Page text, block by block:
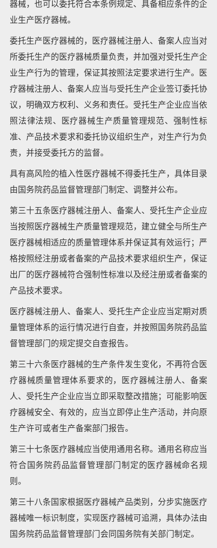
器械，也可以委托符合本条例规定、具备相应条件的企
业生产医疗器械。
委托生产医疗器械的，医疗器械注册人、备案人应当对
所委托生产的医疗器械质量负责，并加强对受托生产企
业生产行为的管理，保证其按照法定要求进行生产。医
疗器械注册人、备案人应当与受托生产企业签订委托协
议，明确双方权利、义务和责任。受托生产企业应当依
照法律法规、医疗器械生产质量管理规范、强制性标
准、产品技术要求和委托协议组织生产，对生产行为负
责，并接受委托方的监督。
具有高风险的植入性医疗器械不得委托生产，具体目录
由国务院药品监督管理部门制定、调整并公布。
第三十五条医疗器械注册人、备案人、受托生产企业应
当按照医疗器械生产质量管理规范，建立健全与所生产
医疗器械相适应的质量管理体系并保证其有效运行；严
格按照经注册或者备案的产品技术要求组织生产，保证
出厂的医疗器械符合强制性标准以及经注册或者备案的
产品技术要求。
医疗器械注册人、备案人、受托生产企业应当定期对质
量管理体系的运行情况进行自查，并按照国务院药品监
督管理部门的规定提交自查报告。
第三十六条医疗器械的生产条件发生变化，不再符合医
疗器械质量管理体系要求的，医疗器械注册人、备案
人、受托生产企业应当立即采取整改措施；可能影响医
疗器械安全、有效的，应当立即停止生产活动，并向原
生产许可或者生产备案部门报告。
第三十七条医疗器械应当使用通用名称。通用名称应当
符合国务院药品监督管理部门制定的医疗器械命名规
则。
第三十八条国家根据医疗器械产品类别，分步实施医疗
器械唯一标识制度，实现医疗器械可追溯，具体办法由
国务院药品监督管理部门会同国务院有关部门制定。